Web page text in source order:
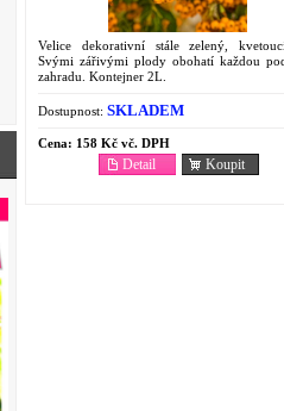
Velice dekorativní stále zelený,
Svými zářivými plody obohatí každou
zahradu. Kontejner 2L.
Dostupnost: SKLADEM
Cena: 158 Kč vč. DPH
Koupit
Detail